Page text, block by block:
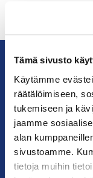
Tämä sivusto
Käytämme
räätälöimiseen,
tukemiseen ja
jaamme
alan
sivustoamme.
tietoja muihin
seudun
kauppakamari
YHTEYSTIEDOT